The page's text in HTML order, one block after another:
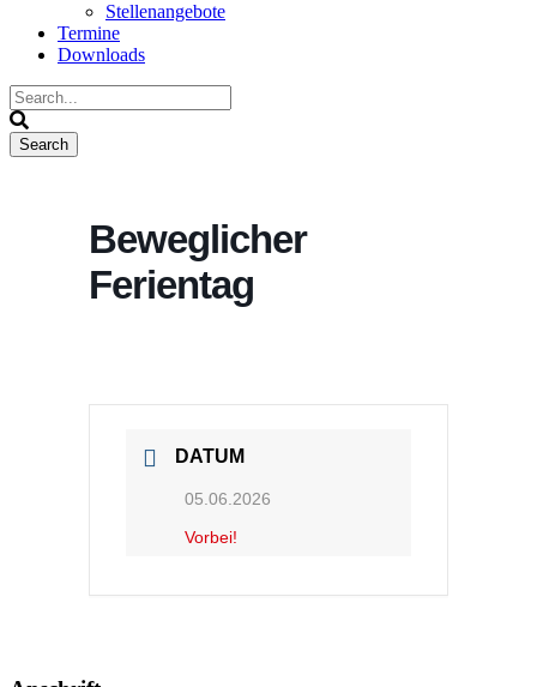
Stellenangebote
Termine
Downloads
Beweglicher
Ferientag
DATUM
05.06.2026
Vorbei!